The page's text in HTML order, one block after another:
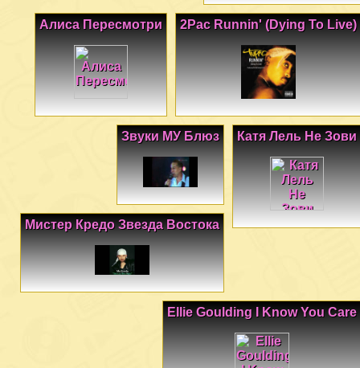
2Pac Runnin' (Dying To Live)
Алиса Пересмотри
Катя Лель Не Зови
Звуки МУ Блюз
Мистер Кредо Звезда Востока
Ellie Goulding I Know You Care